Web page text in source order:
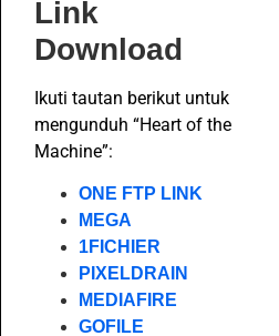
Link
Download
Ikuti tautan berikut untuk
mengunduh “Heart of the
Machine”:
ONE FTP LINK
MEGA
1FICHIER
PIXELDRAIN
MEDIAFIRE
GOFILE